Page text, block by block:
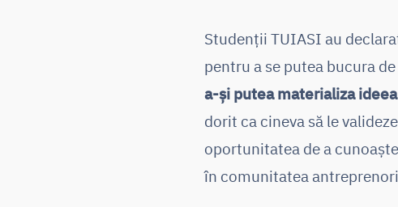
Studenții TUIASI au
pentru a se putea bucura
a-și putea materializa
dorit ca cineva să le
oportunitatea de a
în comunitatea